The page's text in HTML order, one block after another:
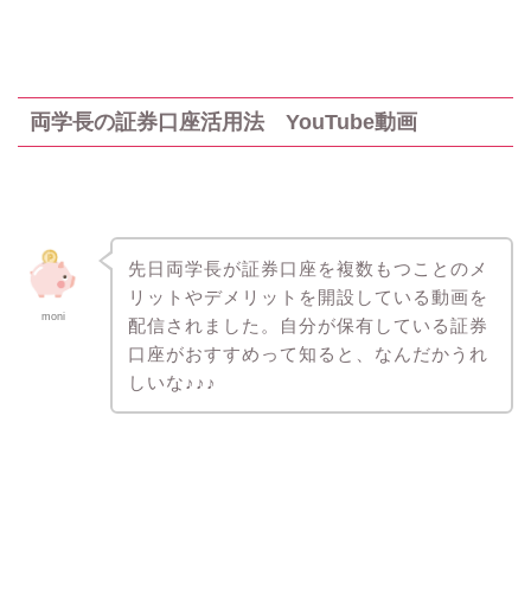
両学長の証券口座活用法 YouTube動画
moni
先日両学長が証券口座を複数もつことのメ
リットやデメリットを開設している動画を
配信されました。自分が保有している証券
口座がおすすめって知ると、なんだかうれ
しいな♪♪♪